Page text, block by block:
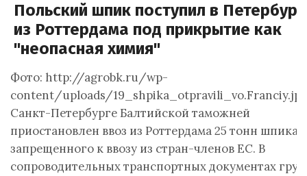
Польский шпик поступил в Петербург
из Роттердама под прикрытие как
"неопасная химия"
Фото: http://agrobk.ru/wp-
content/uploads/
Санкт-Петербурге Балтийской таможней
приостановлен ввоз из Роттердама 25 тонн шпика,
запрещенного к ввозу из стран-членов ЕС. В
сопроводительных транспортных документах груз